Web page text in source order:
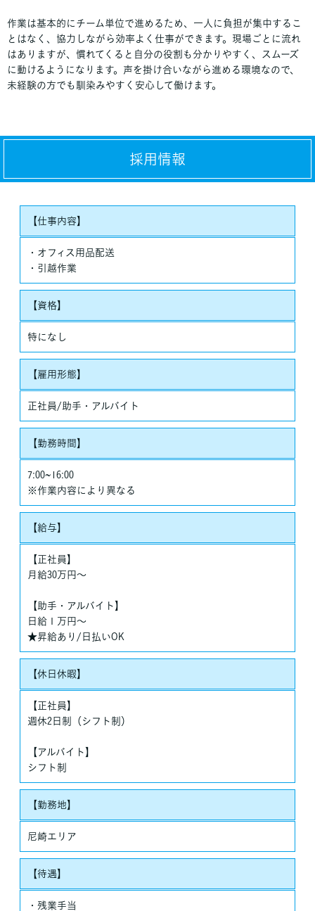
作業は基本的にチーム単位で進めるため、一人に負担が集中するこ
とはなく、協力しながら効率よく仕事ができます。現場ごとに流れ
はありますが、慣れてくると自分の役割も分かりやすく、スムーズ
に動けるようになります。声を掛け合いながら進める環境なので、
未経験の方でも馴染みやすく安心して働けます。
採用情報
【仕事内容】
・オフィス用品配送
・引越作業
【資格】
特になし
【雇用形態】
正社員/助手・アルバイト
【勤務時間】
7:00~16:00
※作業内容により異なる
【給与】
【正社員】
月給30万円～
【助手・アルバイト】
日給１万円～
★昇給あり/日払いOK
【休日休暇】
【正社員】
週休2日制（シフト制）
【アルバイト】
シフト制
【勤務地】
尼崎エリア
【待遇】
・残業手当